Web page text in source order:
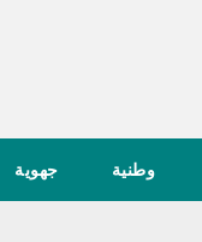
وطنية جهوية